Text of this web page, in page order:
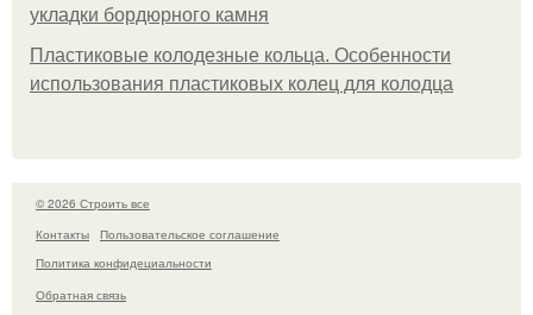
укладки бордюрного камня
Пластиковые колодезные кольца. Особенности
использования пластиковых колец для колодца
© 2026 Строить все
Контакты
Пользовательское соглашение
Политика конфидециальности
Обратная связь